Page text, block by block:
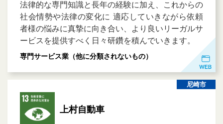
法律的な専門知識と長年の経験に加え、これからの
社会情勢や法律の変化に 適応していきながら依頼
者様の悩みに真摯に向き合い、より良いリーガルサ
ービスを提供すべく日々研鑽を積んでいきます。
専門サービス業（他に分類されないもの）
尼崎市
上村自動車